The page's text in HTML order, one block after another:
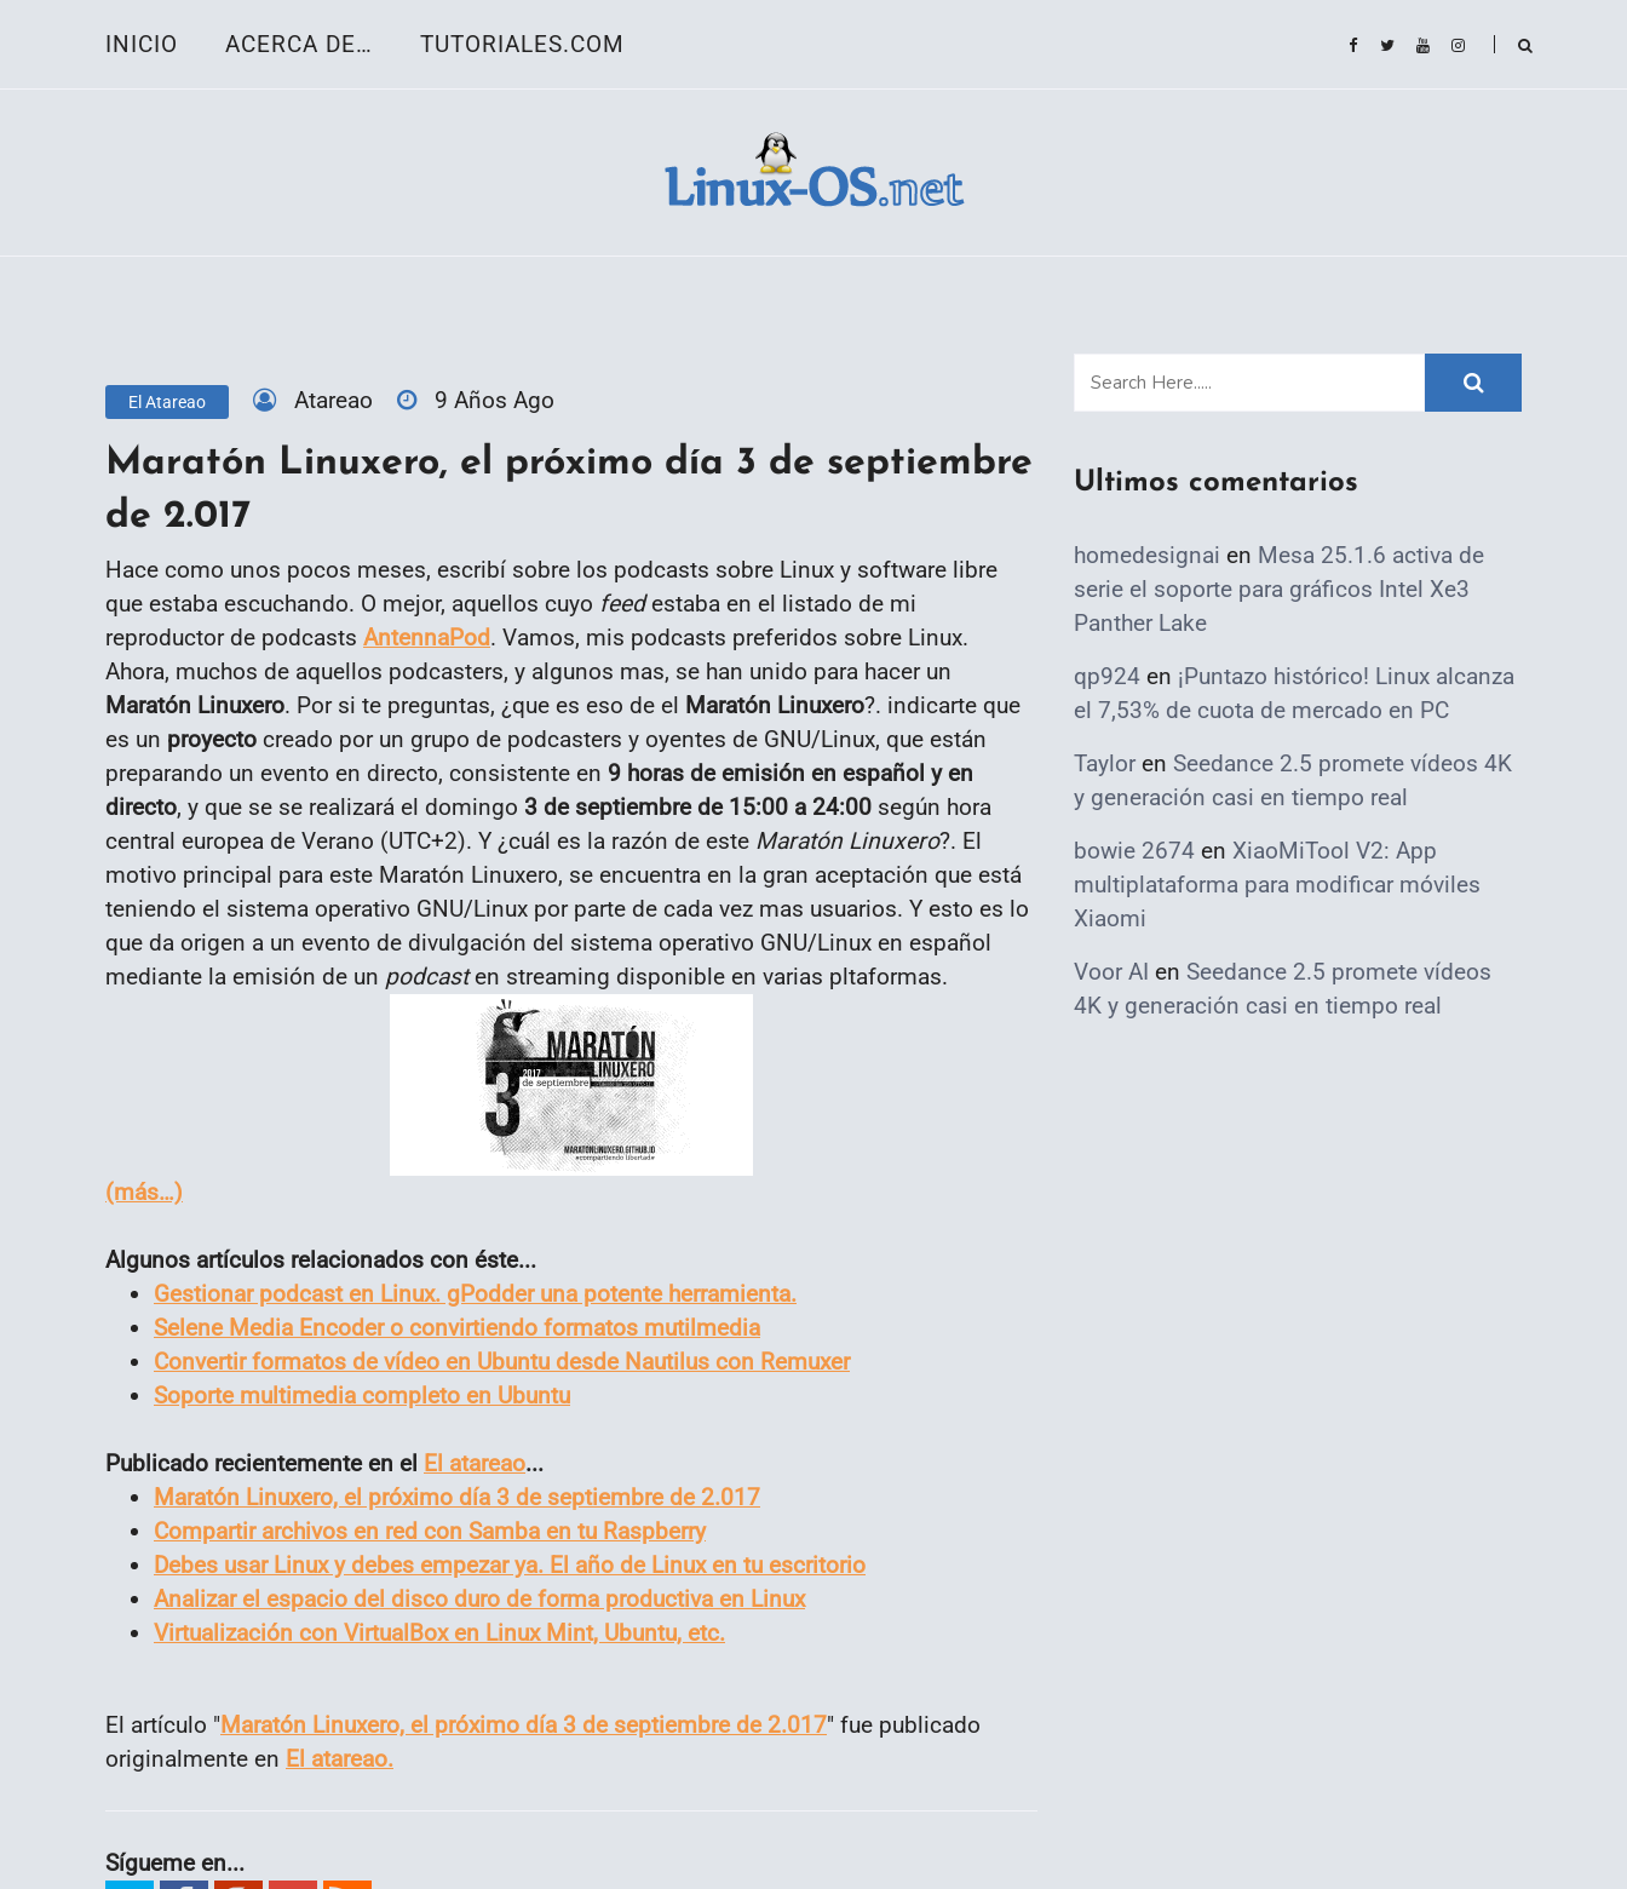
INICIO ACERCA DE… TUTORIALES.COM
El Atareao Atareao 9 Años Ago
Maratón Linuxero, el próximo día 3 de septiembre
de 2.017
Hace como unos pocos meses, escribí sobre los podcasts sobre Linux y software libre
que estaba escuchando. O mejor, aquellos cuyo feedestaba en el listado de mi
reproductor de podcasts AntennaPod. Vamos, mis podcasts preferidos sobre Linux.
Ahora, muchos de aquellos podcasters, y algunos mas, se han unido para hacer un
Maratón Linuxero. Por si te preguntas, ¿que es eso de el Maratón Linuxero?. indicarte que
es un proyecto creado por un grupo de podcasters y oyentes de GNU/Linux, que están
preparando un evento en directo, consistente en 9 horas de emisión en español y en
directo, y que se se realizará el domingo 3 de septiembre de 15:00 a 24:00 según hora
central europea de Verano (UTC+2). Y ¿cuál es la razón de este Maratón Linuxero?. El
motivo principal para este Maratón Linuxero, se encuentra en la gran aceptación que está
teniendo el sistema operativo GNU/Linux por parte de cada vez mas usuarios. Y esto es lo
que da origen a un evento de divulgación del sistema operativo GNU/Linux en español
mediante la emisión de un podcasten streaming disponible en varias pltaformas.
(más…)
Algunos artículos relacionados con éste...
Gestionar podcast en Linux. gPodder una potente herramienta.
Selene Media Encoder o convirtiendo formatos mutilmedia
Convertir formatos de vídeo en Ubuntu desde Nautilus con Remuxer
Soporte multimedia completo en Ubuntu
Publicado recientemente en el El atareao...
Maratón Linuxero, el próximo día 3 de septiembre de 2.017
Compartir archivos en red con Samba en tu Raspberry
Debes usar Linux y debes empezar ya. El año de Linux en tu escritorio
Analizar el espacio del disco duro de forma productiva en Linux
Virtualización con VirtualBox en Linux Mint, Ubuntu, etc.
El artículo " Maratón Linuxero, el próximo día 3 de septiembre de 2.017" fue publicado
originalmente en El atareao.
Sígueme en...
Ultimos comentarios
homedesignai en Mesa 25.1.6 activa de
serie el soporte para gráficos Intel Xe3
Panther Lake
qp924 en ¡Puntazo histórico! Linux alcanza
el 7,53% de cuota de mercado en PC
Taylor en Seedance 2.5 promete vídeos 4K
y generación casi en tiempo real
bowie 2674 en XiaoMiTool V2: App
multiplataforma para modificar móviles
Xiaomi
Voor AI en Seedance 2.5 promete vídeos
4K y generación casi en tiempo real